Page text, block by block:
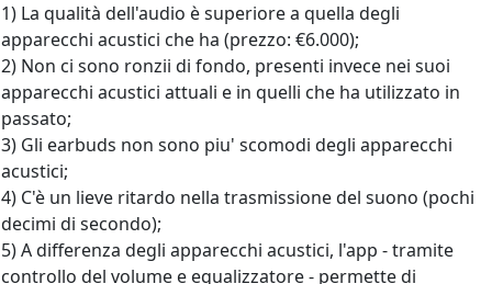
1) La qualità dell'audio è superiore a quella degli
apparecchi acustici che ha (prezzo: €6.000);
2) Non ci sono ronzii di fondo, presenti invece nei suoi
apparecchi acustici attuali e in quelli che ha utilizzato in
passato;
3) Gli earbuds non sono piu' scomodi degli apparecchi
acustici;
4) C'è un lieve ritardo nella trasmissione del suono (pochi
decimi di secondo);
5) A differenza degli apparecchi acustici, l'app - tramite
controllo del volume e equalizzatore - permette di